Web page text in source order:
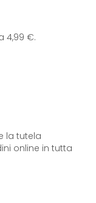
4,99 €.
la tutela
online in tutta